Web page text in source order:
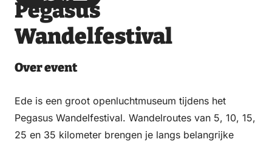
via
Email
via
WhatsApp
on
Facebook
on
LinkedIn
Pegasus
Wandelfestival
Over event
Ede is een groot openluchtmuseum tijdens het
Pegasus Wandelfestival. Wandelroutes van 5, 10, 15,
25 en 35 kilometer brengen je langs belangrijke